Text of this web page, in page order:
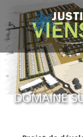
DOMAINE